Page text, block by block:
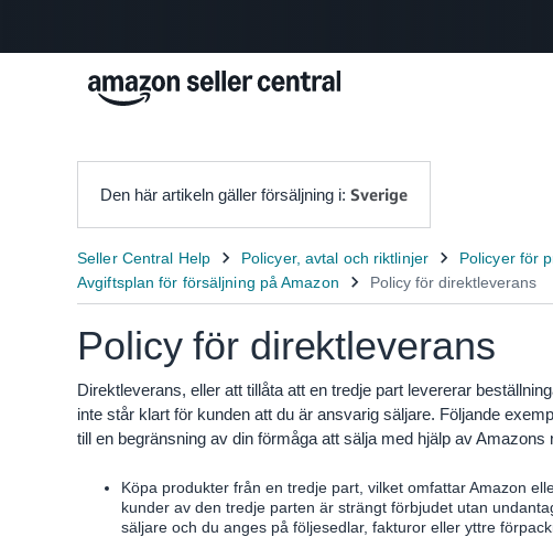
Den här artikeln gäller försäljning i: Sverige
Policy för direktleverans
Direktleverans, eller att tillåta att en tredje part levererar
inte står klart för kunden att du är ansvarig säljare. Följande
till en begränsning av din förmåga att sälja med hjälp av
Köpa produkter från en tredje part, vilket omfattar Amazon
kunder av den tredje parten är strängt förbjudet utan
säljare och du anges på följesedlar, fakturor eller yttre